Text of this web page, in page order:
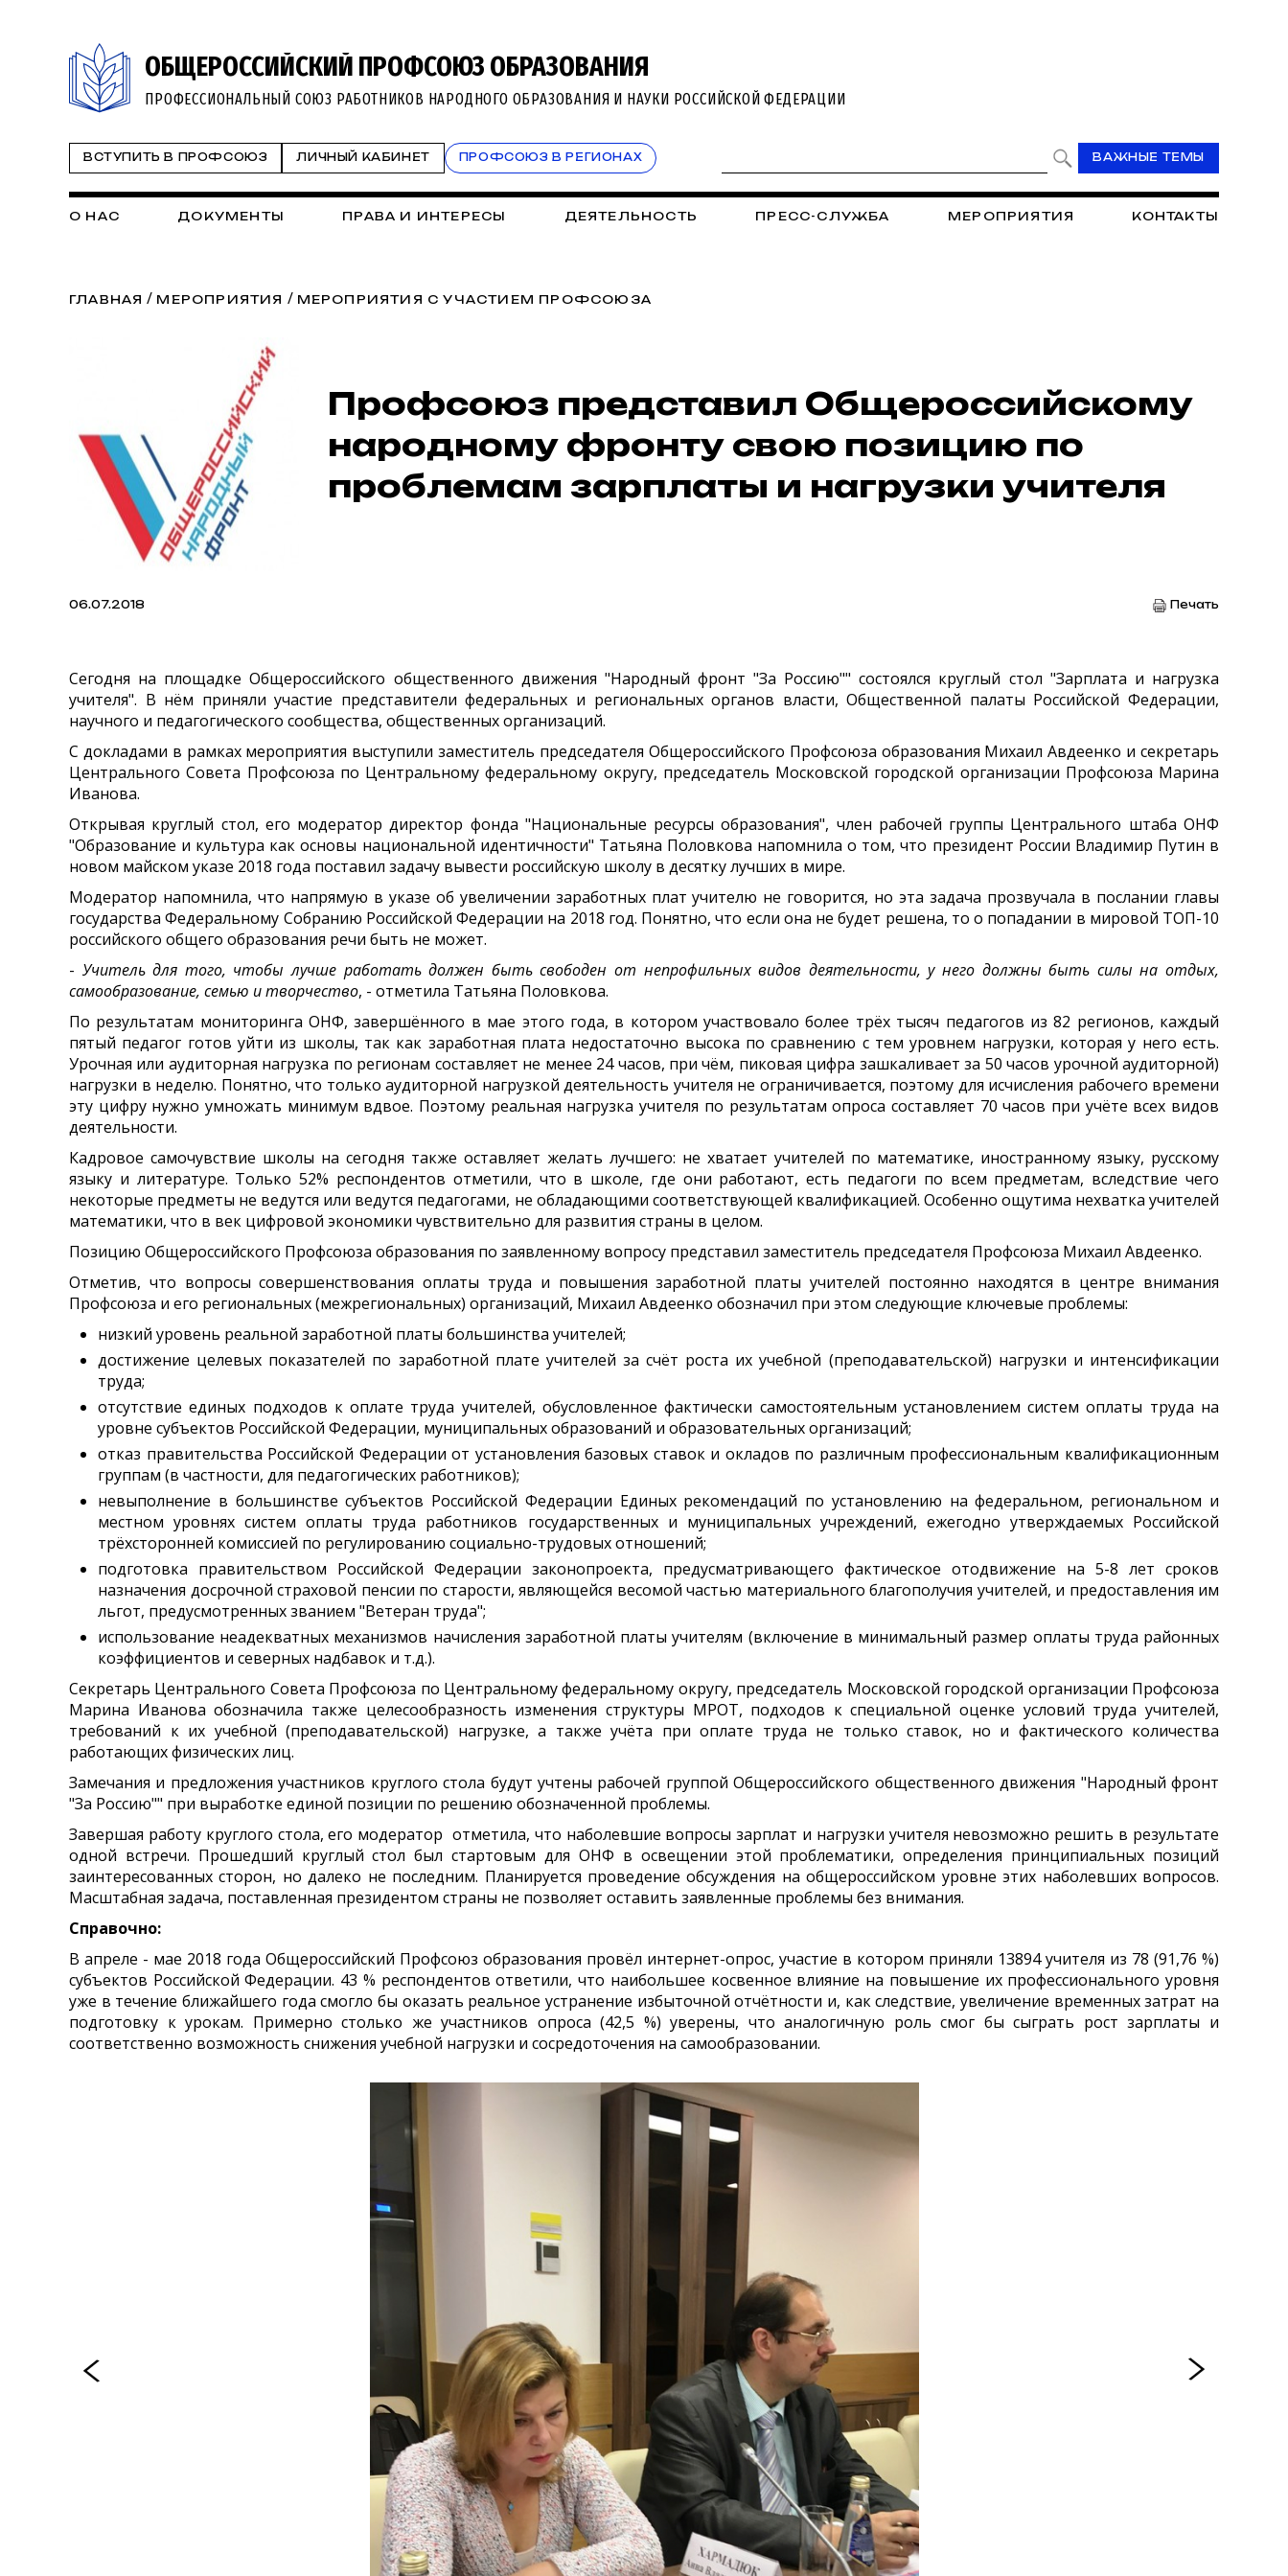
ОБЩЕРОССИЙСКИЙ ПРОФСОЮЗ ОБРАЗОВАНИЯ
ПРОФЕССИОНАЛЬНЫЙ СОЮЗ РАБОТНИКОВ НАРОДНОГО ОБРАЗОВАНИЯ И НАУКИ РОССИЙСКОЙ ФЕДЕРАЦИИ
ВСТУПИТЬ В ПРОФСОЮЗ ЛИЧНЫЙ КАБИНЕТ ПРОФСОЮЗ В РЕГИОНАХ ВАЖНЫЕ ТЕМЫ
О НАС ДОКУМЕНТЫ ПРАВА И ИНТЕРЕСЫ ДЕЯТЕЛЬНОСТЬ ПРЕСС-СЛУЖБА МЕРОПРИЯТИЯ КОНТАКТЫ
ГЛАВНАЯ / МЕРОПРИЯТИЯ / МЕРОПРИЯТИЯ С УЧАСТИЕМ ПРОФСОЮЗА
Профсоюз представил Общероссийскому
народному фронту свою позицию по
проблемам зарплаты и нагрузки учителя
06.07.2018 Печать
Сегодня на площадке Общероссийского общественного движения "Народный фронт "За Россию"" состоялся круглый стол "Зарплата и нагрузка
учителя". В нём приняли участие представители федеральных и региональных органов власти, Общественной палаты Российской Федерации,
научного и педагогического сообщества, общественных организаций.
С докладами в рамках мероприятия выступили заместитель председателя Общероссийского Профсоюза образования Михаил Авдеенко и секретарь
Центрального Совета Профсоюза по Центральному федеральному округу, председатель Московской городской организации Профсоюза Марина
Иванова.
Открывая круглый стол, его модератор директор фонда "Национальные ресурсы образования", член рабочей группы Центрального штаба ОНФ
"Образование и культура как основы национальной идентичности" Татьяна Половкова напомнила о том, что президент России Владимир Путин в
новом майском указе 2018 года поставил задачу вывести российскую школу в десятку лучших в мире.
Модератор напомнила, что напрямую в указе об увеличении заработных плат учителю не говорится, но эта задача прозвучала в послании главы
государства Федеральному Собранию Российской Федерации на 2018 год. Понятно, что если она не будет решена, то о попадании в мировой ТОП-10
российского общего образования речи быть не может.
- Учитель для того, чтобы лучше работать должен быть свободен от непрофильных видов деятельности, у него должны быть силы на отдых,
самообразование, семью и творчество, - отметила Татьяна Половкова.
По результатам мониторинга ОНФ, завершённого в мае этого года, в котором участвовало более трёх тысяч педагогов из 82 регионов, каждый
пятый педагог готов уйти из школы, так как заработная плата недостаточно высока по сравнению с тем уровнем нагрузки, которая у него есть.
Урочная или аудиторная нагрузка по регионам составляет не менее 24 часов, при чём, пиковая цифра зашкаливает за 50 часов урочной аудиторной)
нагрузки в неделю. Понятно, что только аудиторной нагрузкой деятельность учителя не ограничивается, поэтому для исчисления рабочего времени
эту цифру нужно умножать минимум вдвое. Поэтому реальная нагрузка учителя по результатам опроса составляет 70 часов при учёте всех видов
деятельности.
Кадровое самочувствие школы на сегодня также оставляет желать лучшего: не хватает учителей по математике, иностранному языку, русскому
языку и литературе. Только 52% респондентов отметили, что в школе, где они работают, есть педагоги по всем предметам, вследствие чего
некоторые предметы не ведутся или ведутся педагогами, не обладающими соответствующей квалификацией. Особенно ощутима нехватка учителей
математики, что в век цифровой экономики чувствительно для развития страны в целом.
Позицию Общероссийского Профсоюза образования по заявленному вопросу представил заместитель председателя Профсоюза Михаил Авдеенко.
Отметив, что вопросы совершенствования оплаты труда и повышения заработной платы учителей постоянно находятся в центре внимания
Профсоюза и его региональных (межрегиональных) организаций, Михаил Авдеенко обозначил при этом следующие ключевые проблемы:
низкий уровень реальной заработной платы большинства учителей;
достижение целевых показателей по заработной плате учителей за счёт роста их учебной (преподавательской) нагрузки и интенсификации
труда;
отсутствие единых подходов к оплате труда учителей, обусловленное фактически самостоятельным установлением систем оплаты труда на
уровне субъектов Российской Федерации, муниципальных образований и образовательных организаций;
отказ правительства Российской Федерации от установления базовых ставок и окладов по различным профессиональным квалификационным
группам (в частности, для педагогических работников);
невыполнение в большинстве субъектов Российской Федерации Единых рекомендаций по установлению на федеральном, региональном и
местном уровнях систем оплаты труда работников государственных и муниципальных учреждений, ежегодно утверждаемых Российской
трёхсторонней комиссией по регулированию социально-трудовых отношений;
подготовка правительством Российской Федерации законопроекта, предусматривающего фактическое отодвижение на 5-8 лет сроков
назначения досрочной страховой пенсии по старости, являющейся весомой частью материального благополучия учителей, и предоставления им
льгот, предусмотренных званием "Ветеран труда";
использование неадекватных механизмов начисления заработной платы учителям (включение в минимальный размер оплаты труда районных
коэффициентов и северных надбавок и т.д.).
Секретарь Центрального Совета Профсоюза по Центральному федеральному округу, председатель Московской городской организации Профсоюза
Марина Иванова обозначила также целесообразность изменения структуры МРОТ, подходов к специальной оценке условий труда учителей,
требований к их учебной (преподавательской) нагрузке, а также учёта при оплате труда не только ставок, но и фактического количества
работающих физических лиц.
Замечания и предложения участников круглого стола будут учтены рабочей группой Общероссийского общественного движения "Народный фронт
"За Россию"" при выработке единой позиции по решению обозначенной проблемы.
Завершая работу круглого стола, его модератор отметила, что наболевшие вопросы зарплат и нагрузки учителя невозможно решить в результате
одной встречи. Прошедший круглый стол был стартовым для ОНФ в освещении этой проблематики, определения принципиальных позиций
заинтересованных сторон, но далеко не последним. Планируется проведение обсуждения на общероссийском уровне этих наболевших вопросов.
Масштабная задача, поставленная президентом страны не позволяет оставить заявленные проблемы без внимания.
Справочно:
В апреле - мае 2018 года Общероссийский Профсоюз образования провёл интернет-опрос, участие в котором приняли 13894 учителя из 78 (91,76 %)
субъектов Российской Федерации. 43 % респондентов ответили, что наибольшее косвенное влияние на повышение их профессионального уровня
уже в течение ближайшего года смогло бы оказать реальное устранение избыточной отчётности и, как следствие, увеличение временных затрат на
подготовку к урокам. Примерно столько же участников опроса (42,5 %) уверены, что аналогичную роль смог бы сыграть рост зарплаты и
соответственно возможность снижения учебной нагрузки и сосредоточения на самообразовании.